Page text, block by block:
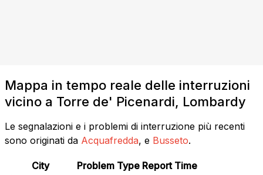
Mappa in tempo reale delle interruzioni
vicino a Torre de' Picenardi, Lombardy
Le segnalazioni e i problemi di interruzione più recenti
sono originati da Acquafredda, e Busseto.
City Problem Type Report Time